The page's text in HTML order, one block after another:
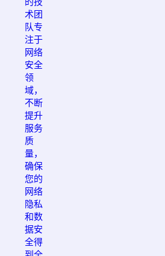
术团
队专
注于
网络
安全
领
域，
不断
提升
服务
质
量，
确保
您的
网络
隐私
和数
据安
全得